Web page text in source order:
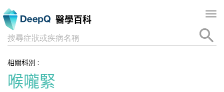
醫學百科
搜尋症狀或疾病名稱
相關科別 :
喉嚨緊